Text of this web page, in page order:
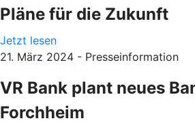
Pläne für die Zukunft
Jetzt lesen
21. März 2024 - Presseinformation
VR Bank plant neues
Forchheim